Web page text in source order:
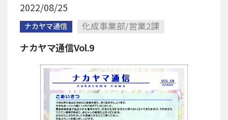
2022/08/25
ナカヤマ通信 化成事業部/営業2課
ナカヤマ通信Vol.9